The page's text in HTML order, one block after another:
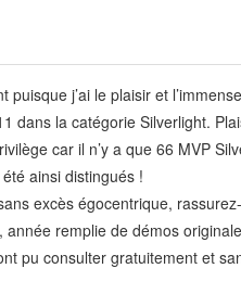
j’ai le plaisir et
dans la catégorie Silverlight.
car il n’y a que 66 MVP
ainsi distingués !
excès égocentrique,
remplie de démos
pu consulter gratuitement et